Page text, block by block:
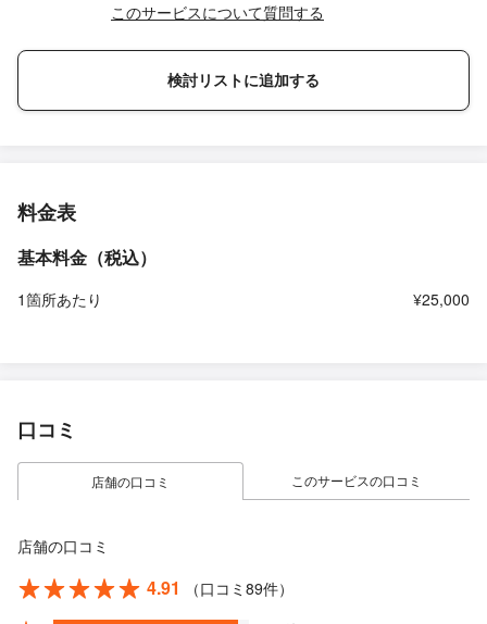
このサービスについて質問する
検討リストに追加する
料金表
基本料金（税込）
1箇所あたり ¥25,000
口コミ
店舗の口コミ このサービスの口コミ
店舗の口コミ
4.91
（口コミ89件）